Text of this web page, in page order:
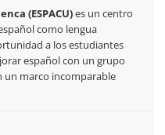
(ESPACU)es un centro
como lengua
a los estudiantes
español con un grupo
un marco incomparable